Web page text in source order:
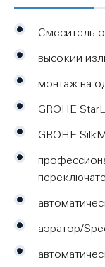
выдвижная
легко
смеситель
задач, начиная
заканчивая
пользоваться,
закончите свои
оснащен
и температурой
поверхность
Смеситель
высокий
монтаж на
GROHE
GROHE
аэратор/